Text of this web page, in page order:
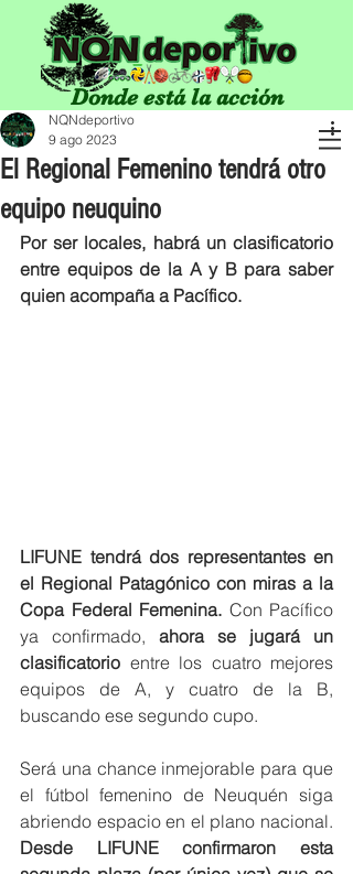
Donde está la acción
El Regional Femenino tendrá otro
equipo neuquino
NQNdeportivo
9 ago 2023
Por ser locales, habrá un clasificatorio
entre equipos de la A y B para saber
quien acompaña a Pacífico.
LIFUNE tendrá dos representantes en
el Regional Patagónico con miras a la
Copa Federal Femenina. Con Pacífico
ya confirmado, ahora se jugará un
clasificatorio entre los cuatro mejores
equipos de A, y cuatro de la B,
buscando ese segundo cupo.
Será una chance inmejorable para que
el fútbol femenino de Neuquén siga
abriendo espacio en el plano nacional.
Desde LIFUNE confirmaron esta